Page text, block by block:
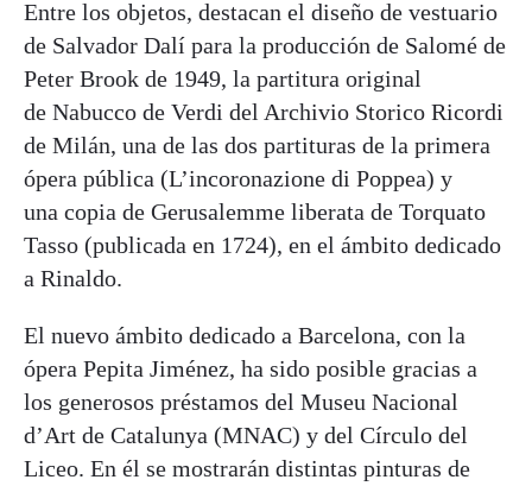
Entre los objetos, destacan el diseño de vestuario
de Salvador Dalí para la producción de Salomé de
Peter Brook de 1949, la partitura original
de Nabucco de Verdi del Archivio Storico Ricordi
de Milán, una de las dos partituras de la primera
ópera pública (L’incoronazione di Poppea) y
una copia de Gerusalemme liberata de Torquato
Tasso (publicada en 1724), en el ámbito dedicado
a Rinaldo.
El nuevo ámbito dedicado a Barcelona, con la
ópera Pepita Jiménez, ha sido posible gracias a
los generosos préstamos del Museu Nacional
d’Art de Catalunya (MNAC) y del Círculo del
Liceo. En él se mostrarán distintas pinturas de